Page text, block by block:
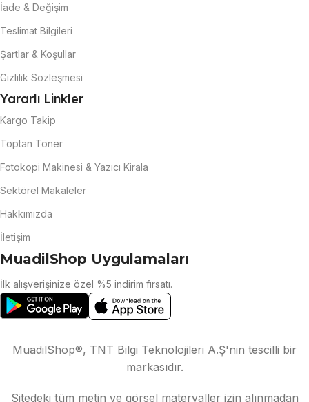
İade & Değişim
Teslimat Bilgileri
Şartlar & Koşullar
Gizlilik Sözleşmesi
Yararlı Linkler
Kargo Takip
Toptan Toner
Fotokopi Makinesi & Yazıcı Kirala
Sektörel Makaleler
Hakkımızda
İletişim
MuadilShop Uygulamaları
İlk alışverişinize özel %5 indirim fırsatı.
MuadilShop®, TNT Bilgi Teknolojileri A.Ş'nin tescilli bir
markasıdır.
Sitedeki tüm metin ve görsel materyaller izin alınmadan